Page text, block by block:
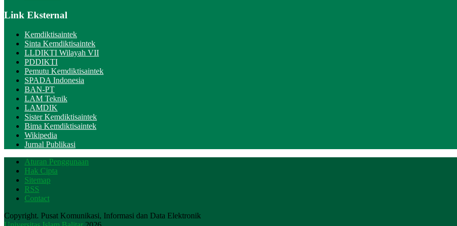
Link Eksternal
Kemdiktisaintek
Sinta Kemdiktisaintek
LLDIKTI Wilayah VII
PDDIKTI
Pemutu Kemdiktisaintek
SPADA Indonesia
BAN-PT
LAM Teknik
LAMDIK
Sister Kemdiktisaintek
Bima Kemdiktisaintek
Wikipedia
Jurnal Publikasi
Aturan Penggunaan
Hak Cipta
Sitemap
RSS
Contact
Copyright. Pusat Komunikasi, Informasi dan Data Elektronik